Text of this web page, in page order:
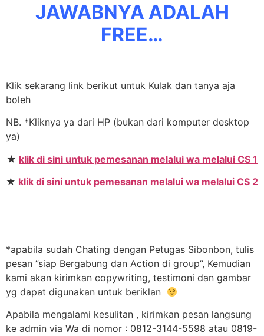
JAWABNYA ADALAH
FREE…
Klik sekarang link berikut untuk Kulak dan tanya aja
boleh
NB. *Kliknya ya dari HP (bukan dari komputer desktop
ya)
★ klik di sini untuk pemesanan melalui wa melalui CS 1
★ klik di sini untuk pemesanan melalui wa melalui CS 2
*apabila sudah Chating dengan Petugas Sibonbon, tulis
pesan ”siap Bergabung dan Action di group”, Kemudian
kami akan kirimkan copywriting, testimoni dan gambar
yg dapat digunakan untuk beriklan
Apabila mengalami kesulitan , kirimkan pesan langsung
ke admin via Wa di nomor : 0812-3144-5598 atau 0819-